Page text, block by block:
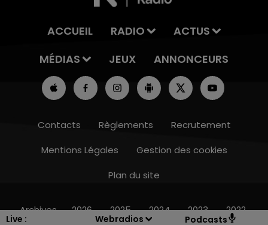
Live : Webradios Podcasts
11h00 - 16h00
ACCUEIL RADIO
ACTUS
MÉDIAS
JEUX ANNONCEURS
Contacts Règlements
Recrutement
Mentions Légales
Gestion des cookies
Plan du site
Archives 2026 2025 2024 2023 2022